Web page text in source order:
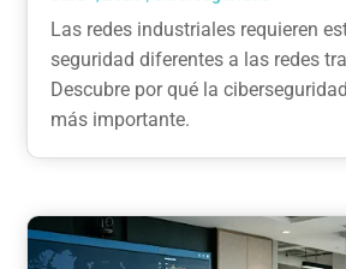
Las redes industriales requieren
seguridad diferentes a las redes
Descubre por qué la
más importante.